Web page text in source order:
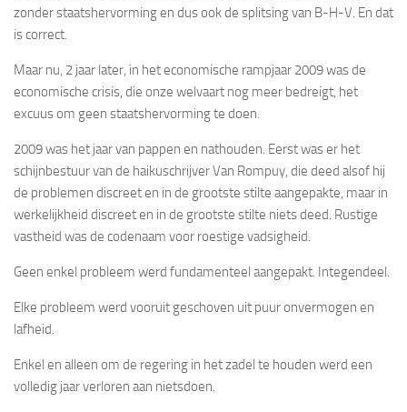
zonder staatshervorming en dus ook de splitsing van B-H-V. En dat
is correct.
Maar nu, 2 jaar later, in het economische rampjaar 2009 was de
economische crisis, die onze welvaart nog meer bedreigt, het
excuus om geen staatshervorming te doen.
2009 was het jaar van pappen en nathouden. Eerst was er het
schijnbestuur van de haikuschrijver Van Rompuy, die deed alsof hij
de problemen discreet en in de grootste stilte aangepakte, maar in
werkelijkheid discreet en in de grootste stilte niets deed. Rustige
vastheid was de codenaam voor roestige vadsigheid.
Geen enkel probleem werd fundamenteel aangepakt. Integendeel.
Elke probleem werd vooruit geschoven uit puur onvermogen en
lafheid.
Enkel en alleen om de regering in het zadel te houden werd een
volledig jaar verloren aan nietsdoen.